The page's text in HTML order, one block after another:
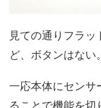
見ての通りフラ
ど、ボタンはない。
一応本体にセンサ
ることで機能を